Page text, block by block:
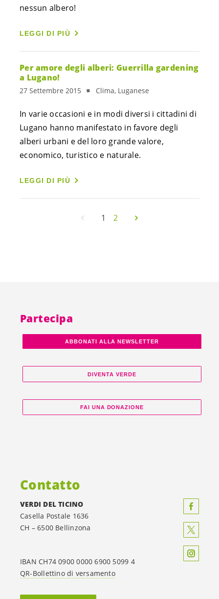
nessun albero!
LEGGI DI PIÙ
Per amore degli alberi: Guerrilla gardening
a Lugano!
27 Settembre 2015 Clima, Luganese
In varie occasioni e in modi diversi i cittadini di
Lugano hanno manifestato in favore degli
alberi urbani e del loro grande valore,
economico, turistico e naturale.
LEGGI DI PIÙ
1 2
Partecipa
ABBONATI ALLA NEWSLETTER
DIVENTA VERDE
FAI UNA DONAZIONE
Contatto
VERDI DEL TICINO
Casella Postale 1636
CH – 6500 Bellinzona
IBAN CH74 0900 0000 6900 5099 4
QR-Bollettino di versamento